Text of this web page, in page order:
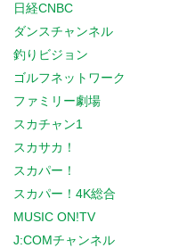
日経CNBC
ダンスチャンネル
釣りビジョン
ゴルフネットワーク
ファミリー劇場
スカチャン1
スカサカ！
スカパー！
スカパー！4K総合
MUSIC ON!TV
J:COMチャンネル